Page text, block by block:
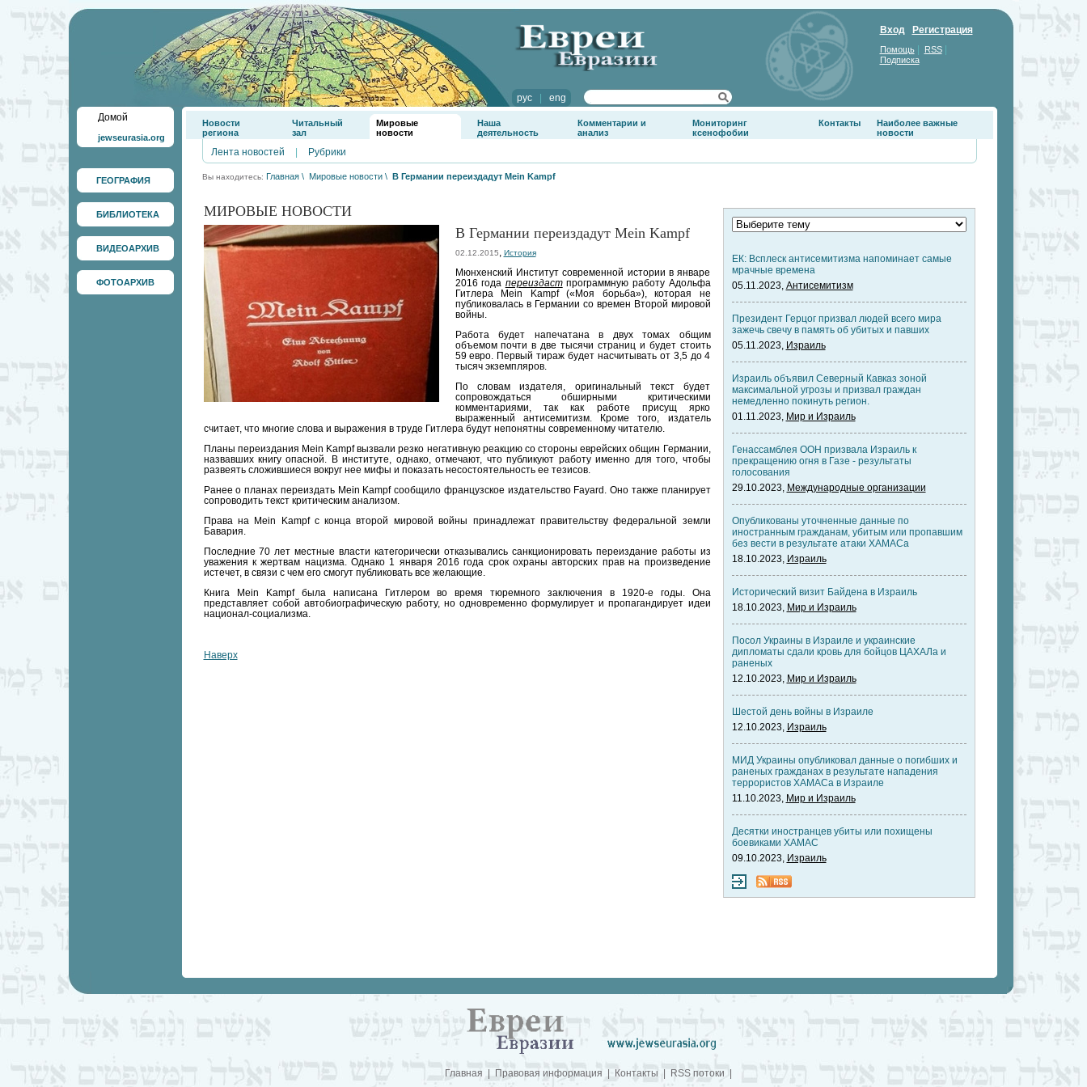
рус| eng
Вход Регистрация
Помощь| RSS|
Подписка
Домой
jewseurasia.org
ГЕОГРАФИЯ
БИБЛИОТЕКА
ВИДЕОАРХИВ
ФОТОАРХИВ
Новости
региона
Читальный
зал
Мировые
новости
Наша
деятельность
Комментарии и
анализ
Мониторинг
ксенофобии
Контакты
Наиболее важные
новости
Лента новостей Рубрики
Вы находитесь: Главная \ Мировые новости \ В Германии переиздадут Mein Kampf
МИРОВЫЕ НОВОСТИ
В Германии переиздадут Mein Kampf
02.12.2015, История
Мюнхенский Институт современной истории в январе
2016 года переиздастпрограммную работу Адольфа
Гитлера Mein Kampf («Моя борьба»), которая не
публиковалась в Германии со времен Второй мировой
войны.
Работа будет напечатана в двух томах общим
объемом почти в две тысячи страниц и будет стоить
59 евро. Первый тираж будет насчитывать от 3,5 до 4
тысяч экземпляров.
По словам издателя, оригинальный текст будет
сопровождаться обширными критическими
комментариями, так как работе присущ ярко
выраженный антисемитизм. Кроме того, издатель
считает, что многие слова и выражения в труде Гитлера будут непонятны современному читателю.
Планы переиздания Mein Kampf вызвали резко негативную реакцию со стороны еврейских общин Германии,
назвавших книгу опасной. В институте, однако, отмечают, что публикуют работу именно для того, чтобы
развеять сложившиеся вокруг нее мифы и показать несостоятельность ее тезисов.
Ранее о планах переиздать Mein Kampf сообщило французское издательство Fayard. Оно также планирует
сопроводить текст критическим анализом.
Права на Mein Kampf с конца второй мировой войны принадлежат правительству федеральной земли
Бавария.
Последние 70 лет местные власти категорически отказывались санкционировать переиздание работы из
уважения к жертвам нацизма. Однако 1 января 2016 года срок охраны авторских прав на произведение
истечет, в связи с чем его смогут публиковать все желающие.
Книга Mein Kampf была написана Гитлером во время тюремного заключения в 1920-е годы. Она
представляет собой автобиографическую работу, но одновременно формулирует и пропагандирует идеи
национал-социализма.
Наверх
ЕК: Всплеск антисемитизма напоминает самые
мрачные времена
05.11.2023, Антисемитизм
Президент Герцог призвал людей всего мира
зажечь свечу в память об убитых и павших
05.11.2023, Израиль
Израиль объявил Северный Кавказ зоной
максимальной угрозы и призвал граждан
немедленно покинуть регион.
01.11.2023, Мир и Израиль
Генассамблея ООН призвала Израиль к
прекращению огня в Газе - результаты
голосования
29.10.2023, Международные организации
Опубликованы уточненные данные по
иностранным гражданам, убитым или пропавшим
без вести в результате атаки ХАМАСа
18.10.2023, Израиль
Исторический визит Байдена в Израиль
18.10.2023, Мир и Израиль
Посол Украины в Израиле и украинские
дипломаты сдали кровь для бойцов ЦАХАЛа и
раненых
12.10.2023, Мир и Израиль
Шестой день войны в Израиле
12.10.2023, Израиль
МИД Украины опубликовал данные о погибших и
раненых гражданах в результате нападения
террористов ХАМАСа в Израиле
11.10.2023, Мир и Израиль
Десятки иностранцев убиты или похищены
боевиками ХАМАС
09.10.2023, Израиль
Главная Правовая информация Контакты RSS потоки